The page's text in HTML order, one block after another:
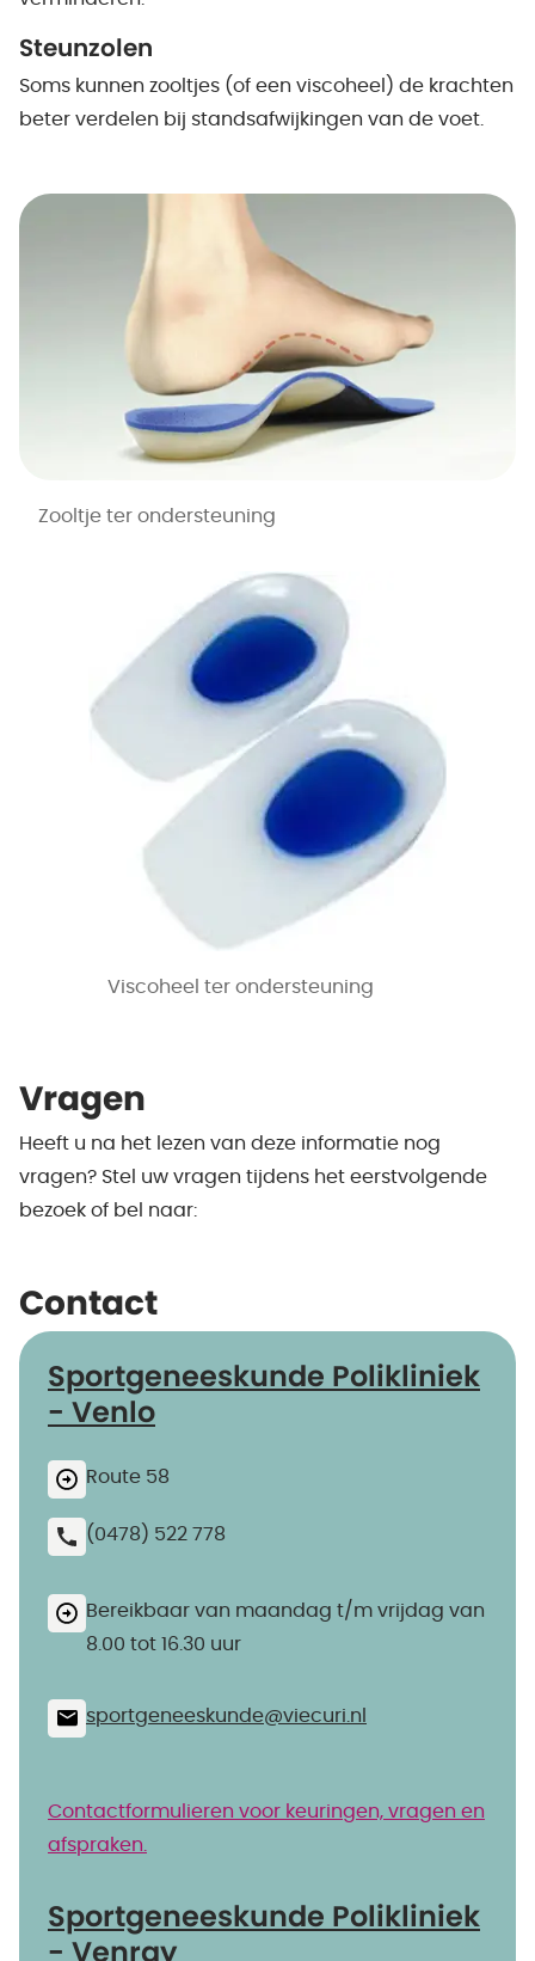
Steunzolen
Soms kunnen zooltjes (of een viscoheel) de krachten
beter verdelen bij standsafwijkingen van de voet.
Zooltje ter ondersteuning
Viscoheel ter ondersteuning
Vragen
Heeft u na het lezen van deze informatie nog
vragen? Stel uw vragen tijdens het eerstvolgende
bezoek of bel naar:
Contact
Sportgeneeskunde Polikliniek
- Venlo
Route 58
(0478) 522 778
Bereikbaar van maandag t/m vrijdag van
8.00 tot 16.30 uur
sportgeneeskunde@​viecuri.nl
Contactformulieren voor keuringen, vragen en
afspraken.
Sportgeneeskunde Polikliniek
- Venray